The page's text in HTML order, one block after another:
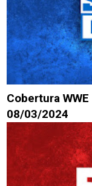
Cobertura
08/03/2024